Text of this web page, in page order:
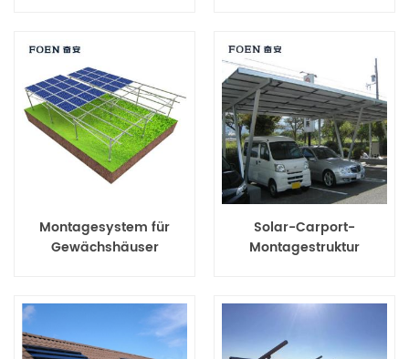
Montagesystem für
Gewächshäuser
Solar-Carport-
Montagestruktur